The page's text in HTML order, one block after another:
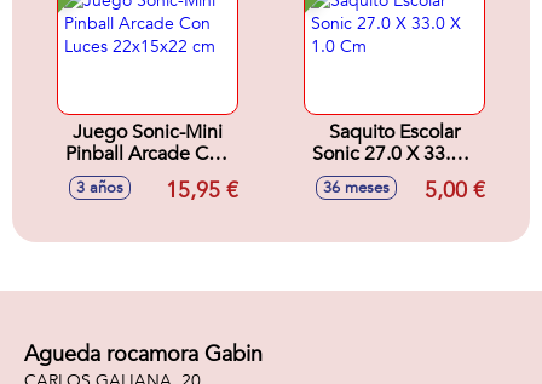
Juego Sonic-Mini
Pinball Arcade Con
Luces 22x15x22
3 años 15,95 €
Saquito Escolar
Sonic 27.0 X 33.0 X
1.0 Cm
36 meses 5,00 €
Agueda rocamora Gabin